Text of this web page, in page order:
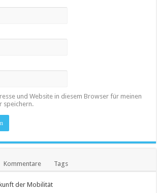
und Website in diesem Browser für meinen
speichern.
Kommentare Tags
der Mobilität